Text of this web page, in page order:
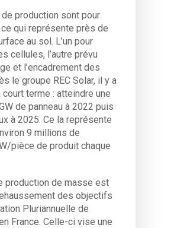
production sont pour
ce qui représente près de
au sol. L’un pour
cellules, l’autre prévu
et l’encadrement des
le groupe REC Solar, il y a
terme : atteindre une
de panneau à 2022 puis
à 2025. Ce la représente
9 millions de
pièce de produit chaque
production de masse est
des objectifs
Pluriannuelle de
France. Celle-ci vise une